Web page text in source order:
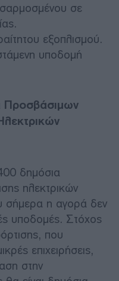
σε
εξοπλισμού.
υποδομή
Προσβάσιμων
δημόσια
ηλεκτρικών
σήμερα η αγορά δεν
υποδομές. Στόχος
που
επιχειρήσεις,
στην